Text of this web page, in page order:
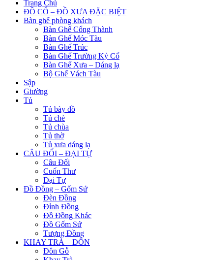
Trang Chủ
ĐỒ CỔ – ĐỒ XƯA ĐẶC BIỆT
Bàn ghế phòng khách
Bàn Ghế Cổng Thành
Bàn Ghế Móc Tàu
Bàn Ghế Trúc
Bàn Ghế Trường Kỷ Cổ
Bàn Ghế Xưa – Dáng lạ
Bộ Ghế Vách Tàu
Sập
Giường
Tủ
Tủ bày đồ
Tủ chè
Tủ chùa
Tủ thờ
Tủ xưa dáng lạ
CÂU ĐỐI – ĐẠI TỰ
Câu Đối
Cuốn Thư
Đại Tự
Đồ Đồng – Gốm Sứ
Đèn Đồng
Đỉnh Đồng
Đồ Đồng Khác
Đồ Gốm Sứ
Tượng Đồng
KHAY TRÀ – ĐÔN
Đôn Gỗ